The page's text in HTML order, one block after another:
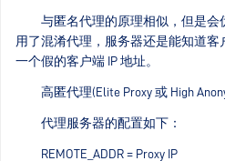
与匿名代理的原理相似，但是会
用了混淆代理，服务器还是能知道客
一个假的客户端 IP 地址。
高匿代理(Elite Proxy 或 High
代理服务器的配置如下：
REMOTE_ADDR = Proxy IP